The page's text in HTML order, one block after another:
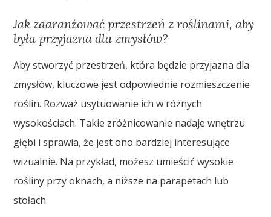
Jak zaaranżować przestrzeń z roślinami, aby
była przyjazna dla zmysłów?
Aby stworzyć przestrzeń, która będzie przyjazna dla
zmysłów, kluczowe jest odpowiednie rozmieszczenie
roślin. Rozważ usytuowanie ich w różnych
wysokościach. Takie zróżnicowanie nadaje wnętrzu
głębi i sprawia, że jest ono bardziej interesujące
wizualnie. Na przykład, możesz umieścić wysokie
rośliny przy oknach, a niższe na parapetach lub
stołach.